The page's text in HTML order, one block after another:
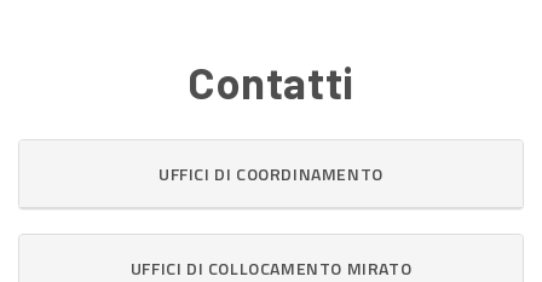
Contatti
UFFICI DI COORDINAMENTO
UFFICI DI COLLOCAMENTO MIRATO